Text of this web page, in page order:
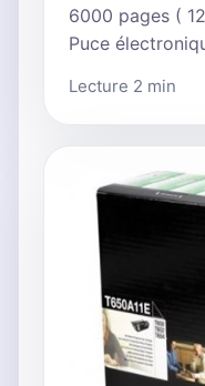
6000 pages (
Puce
Lecture 2 min